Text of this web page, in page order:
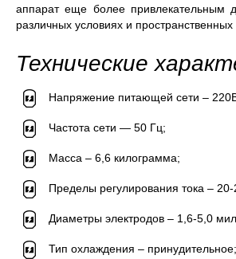
аппарат еще более привлекательным
различных условиях и
Технические
Напряжение питающей сети –
Частота сети — 50 Гц;
Масса – 6,6 килограмма;
Пределы регулирования тока –
Диаметры электродов – 1,6-5,0
Тип охлаждения – принудительное;